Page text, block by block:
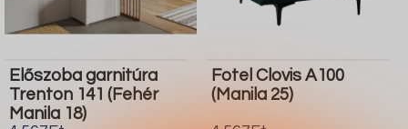
Előszoba garnitúra
Trenton 141 (Fehér
Manila 18)
Fotel Clovis A100
(Manila 25)